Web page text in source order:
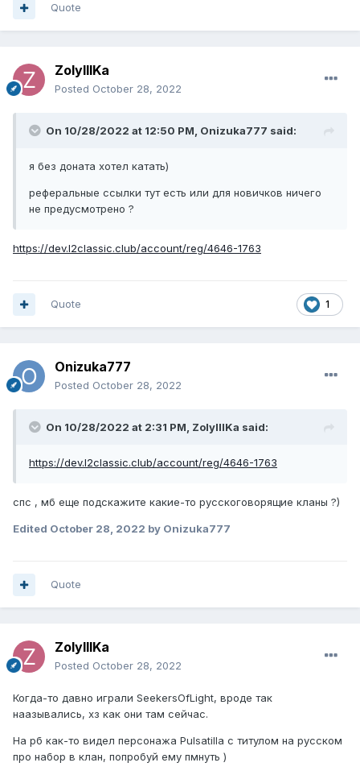
Quote
ZolyIIIKa
Posted October 28, 2022
On 10/28/2022 at 12:50 PM, Onizuka777 said:
я без доната хотел катать)
реферальные ссылки тут есть или для новичков ничего
не предусмотрено ?
https://dev.l2classic.club/account/reg/4646-1763
1
Quote
Onizuka777
Posted October 28, 2022
On 10/28/2022 at 2:31 PM, ZolyIIIKa said:
https://dev.l2classic.club/account/reg/4646-1763
спс , мб еще подскажите какие-то русскоговорящие кланы ?)
Edited October 28, 2022 by Onizuka777
Quote
ZolyIIIKa
Posted October 28, 2022
Когда-то давно играли SeekersOfLight, вроде так
наазывались, хз как они там сейчас.
На рб как-то видел персонажа Pulsatilla с титулом на русском
про набор в клан, попробуй ему пмнуть )